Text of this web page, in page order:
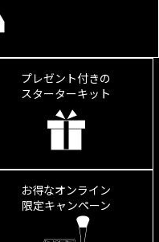
プレゼント付きの
スターターキット
お得なオンライン
限定キャンペーン